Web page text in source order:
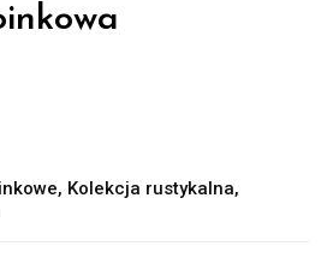
, Kolekcja rustykalna,